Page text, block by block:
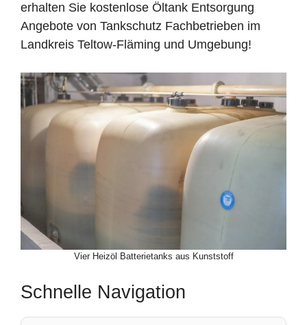
erhalten Sie kostenlose Öltank Entsorgung
Angebote von Tankschutz Fachbetrieben im
Landkreis Teltow-Fläming und Umgebung!
Vier Heizöl Batterietanks aus Kunststoff
Schnelle Navigation